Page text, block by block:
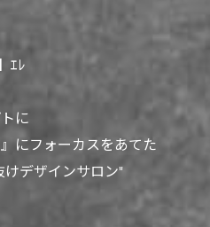
ｴﾚ
に
にフォーカスをあてた
デザインサロン"